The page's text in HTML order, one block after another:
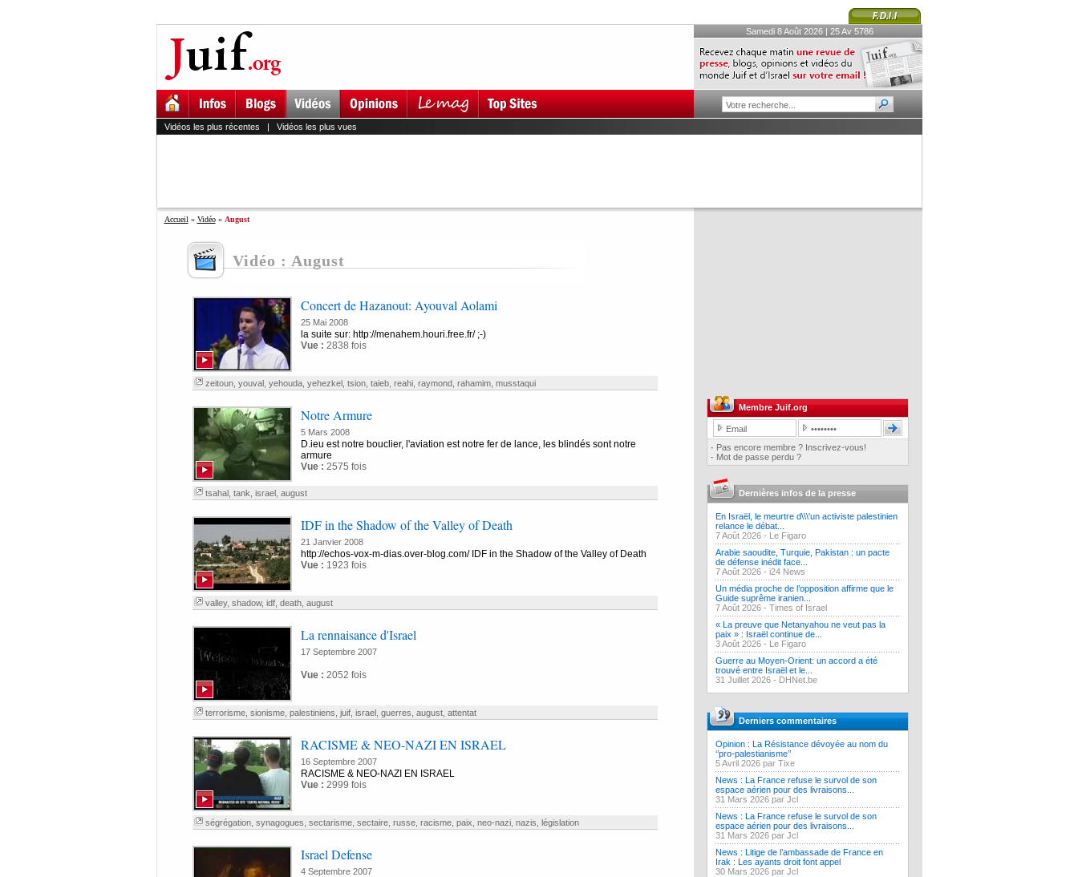
Samedi 8 Août 2026 | 25 Av 5786
Vidéos les plus récentes | Vidéos les plus vues
Accueil » Vidéo» August
Vidéo : August
Concert de Hazanout: Ayouval Aolami
25 Mai 2008
la suite sur: http://menahem.houri.free.fr/ ;-)
Vue : 2838 fois
zeitoun, youval, yehouda, yehezkel, tsion, taieb, reahi, raymond, rahamim, musstaqui
Notre Armure
5 Mars 2008
D.ieu est notre bouclier, l'aviation est notre fer de lance, les blindés sont notre
armure
Vue : 2575 fois
tsahal, tank israel, august
IDF in the Shadow of the Valley of Death
21 Janvier 2008
http://echos-vox-m-dias.over-blog.com/ IDF in the Shadow of the Valley of Death
Vue : 1923 fois
valley, shadow, idf, death, august
La rennaisance d'Israel
17 Septembre 2007
Vue : 2052 fois
terrorisme, sionisme, palestiniens juif, israel, guerres august, attentat
RACISME & NEO-NAZI EN ISRAEL
16 Septembre 2007
RACISME & NEO-NAZI EN ISRAEL
Vue : 2999 fois
ségrégation, synagogues sectarisme, sectaire, russe, racisme, paix neo-nazi, nazis législation
Israel Defense
4 Septembre 2007
Membre Juif.org
· Pas encore membre ? Inscrivez-vous!
· Mot de passe perdu ?
Dernières infos de la presse
En Israël, le meurtre d\\\'un activiste palestinien
relance le débat...
7 Août 2026 - Le Figaro
Arabie saoudite, Turquie, Pakistan : un pacte
de défense inédit face...
7 Août 2026 - i24 News
Un média proche de l’opposition affirme que le
Guide suprême iranien...
7 Août 2026 - Times of Israel
« La preuve que Netanyahou ne veut pas la
paix » : Israël continue de...
3 Août 2026 - Le Figaro
Guerre au Moyen-Orient: un accord a été
trouvé entre Israël et le...
31 Juillet 2026 - DHNet.be
Derniers commentaires
Opinion : La Résistance dévoyée au nom du
‘’pro-palestianisme’’
5 Avril 2026 par Tixe
News : La France refuse le survol de son
espace aérien pour des livraisons...
31 Mars 2026 par Jcl
News : La France refuse le survol de son
espace aérien pour des livraisons...
31 Mars 2026 par Jcl
News : Litige de l’ambassade de France en
Irak : Les ayants droit font appel
30 Mars 2026 par Jcl